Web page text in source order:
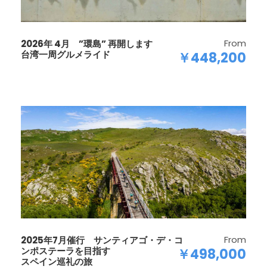
2026年 4月 ”環島” 再開します
台湾一周グルメライド
From
￥448,200
2025年7月催行 サンティアゴ・デ・コ
ンポステーラを目指す
スペイン巡礼の旅
From
￥498,000